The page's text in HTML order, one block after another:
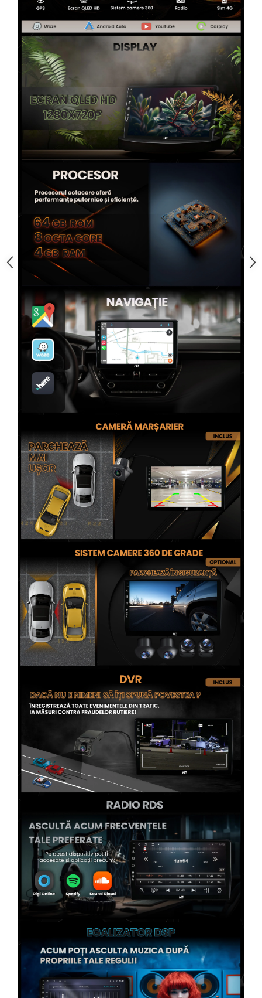
Rame adaptoare Nissan
Rame adaptoare Fiat
Rame adaptoare Hyundai
Rame adaptoare Chevrolet
Rame adaptoare Mitsubishi
Rame adaptoare Jeep
Rame adaptoare Chrysler
Rame adaptoare Dodge
Rame adaptoare Isuzu
Rame adaptoare Subaru
Rame adaptoare Iveco
Rame adaptoare Smart
Rame adaptoare Land Rover
Rame adaptoare Ssangyong
Rame adaptoare Hummer
Conectica Auto
Conectică Audi
Conectică Ford
Conectică Volkswagen
Conectică Skoda
Conectică Honda
Conectică BMW
Conectică BMW
Conectică Chevrolet
Conectică Renault
Conectică Kia
Conectică Mitsubishi
Conectică Seat
Conectică Porsche
Conectică Toyota
Conectică Daihatsu
Conectică Alfa Romeo